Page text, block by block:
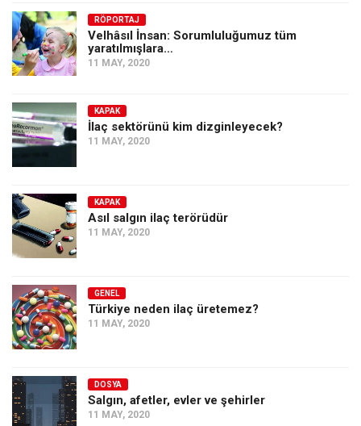
RÖPORTAJ
Velhâsıl İnsan: Sorumluluğumuz tüm
yaratılmışlara…
11 MAY, 2020
KAPAK
İlaç sektörünü kim dizginleyecek?
11 MAY, 2020
KAPAK
Asıl salgın ilaç terörüdür
11 MAY, 2020
GENEL
Türkiye neden ilaç üretemez?
11 MAY, 2020
DOSYA
Salgın, afetler, evler ve şehirler
11 MAY, 2020